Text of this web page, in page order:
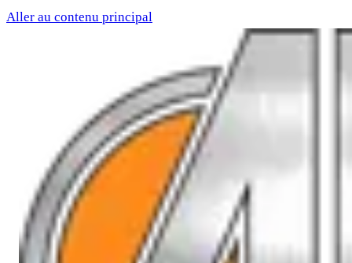
Aller au contenu principal